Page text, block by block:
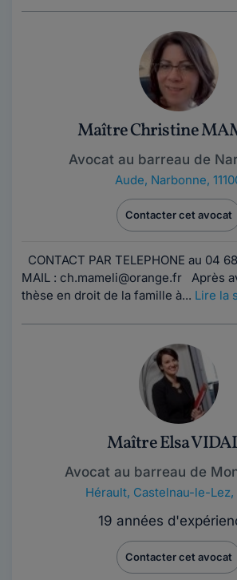
Maître Christine
Avocat au barreau de
Aude, Narbonne,
Contacter cet avocat
CONTACT PAR TELEPHONE au 04
MAIL : ch.mameli@orange.fr Après
thèse en droit de la famille à... Lire la
Maître Elsa
Avocat au barreau de
Hérault, Castelnau-le-Lez,
19 années
Contacter cet avocat